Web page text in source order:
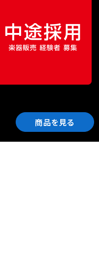
商品を見る